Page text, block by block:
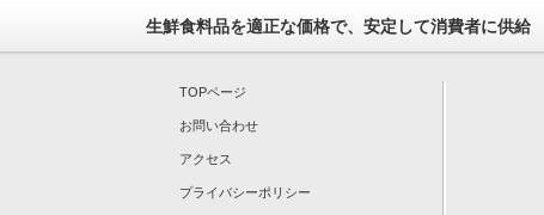
生鮮食料品を適正な価格で、安定して消費者に供給
TOPページ
お問い合わせ
アクセス
プライバシーポリシー